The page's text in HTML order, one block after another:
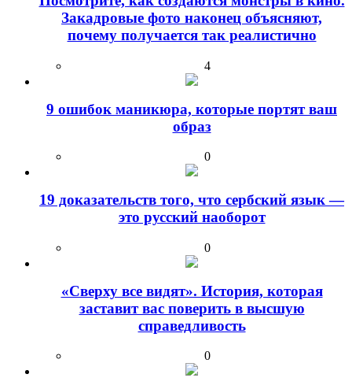
Закадровые фото наконец объясняют,
почему получается так реалистично
4
9 ошибок маникюра, которые портят ваш
образ
0
19 доказательств того, что сербский язык —
это русский наоборот
0
«Сверху все видят». История, которая
заставит вас поверить в высшую
справедливость
0